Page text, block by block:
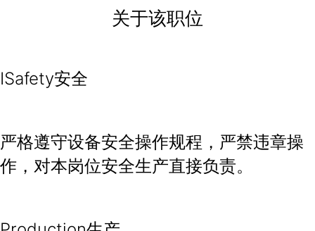
关于该职位
ISafety安全
严格遵守设备安全操作规程，严禁违章操
作，对本岗位安全生产直接负责。